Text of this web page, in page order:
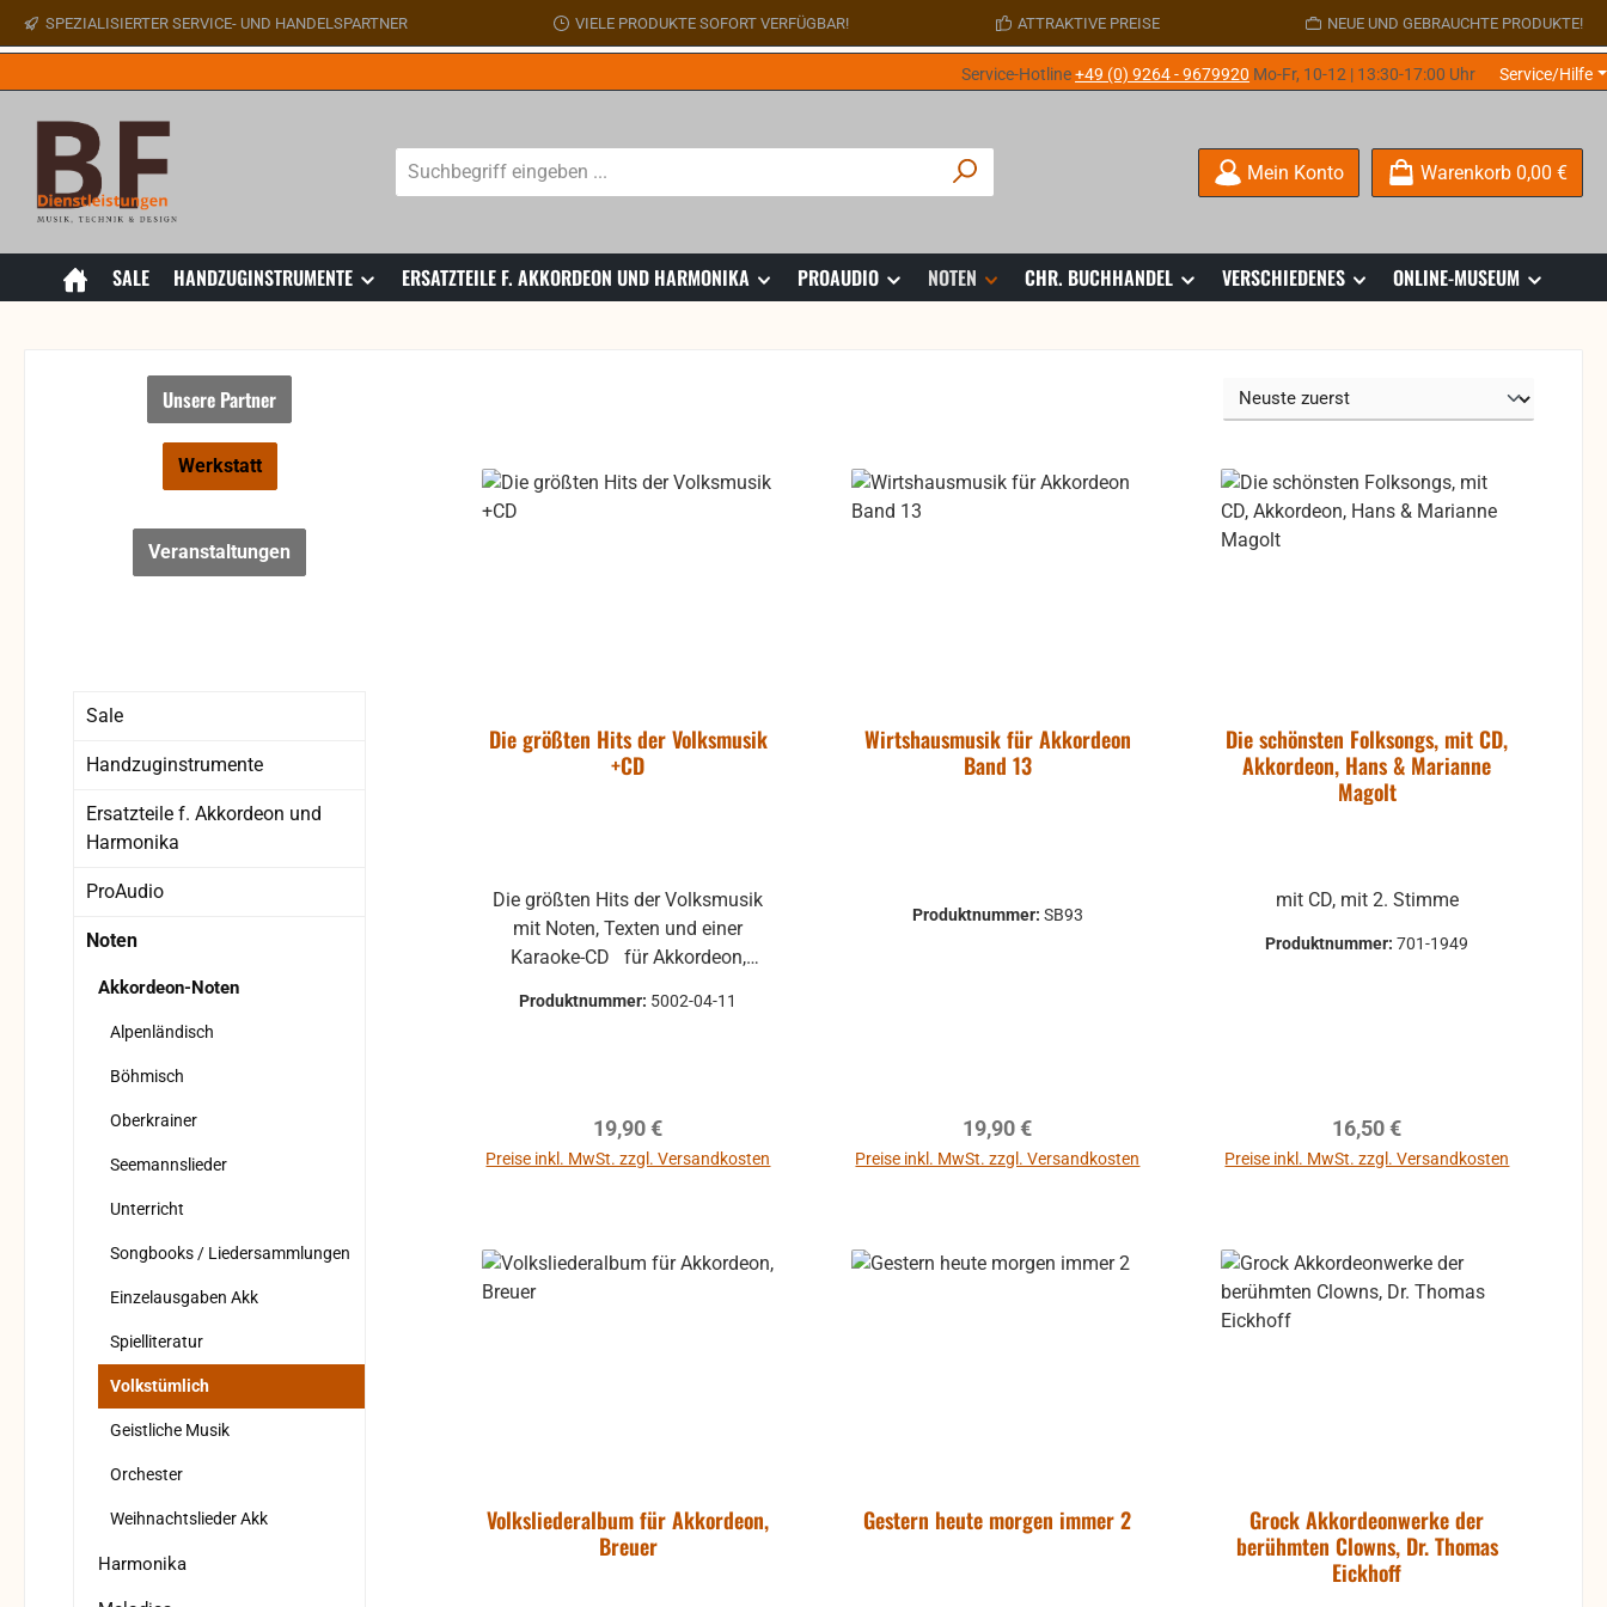
Hauptinhalt springen
Zur Suche springen
Zur Hauptnavigation springen
SPEZIALISIERTER SERVICE- UND HANDELSPARTNER VIELE PRODUKTE SOFORT VERFÜGBAR! ATTRAKTIVE PREISE NEUE UND GEBRAUCHTE PRODUKTE!
Service-Hotline+49 (0) 9264 - 9679920 Mo-Fr, 10-12 | 13:30-17:00 Uhr Service/Hilfe
Mein Konto Warenkorb 0,00 €
SALE HANDZUGINSTRUMENTE ERSATZTEILE F. AKKORDEON UND HARMONIKA PROAUDIO NOTEN CHR. BUCHHANDEL VERSCHIEDENES ONLINE-MUSEUM
Unsere Partner
Werkstatt
Veranstaltungen
Sale
Handzuginstrumente
Ersatzteile f. Akkordeon und
Harmonika
ProAudio
Noten
Akkordeon-Noten
Alpenländisch
Böhmisch
Oberkrainer
Seemannslieder
Unterricht
Songbooks / Liedersammlungen
Einzelausgaben Akk
Spielliteratur
Volkstümlich
Geistliche Musik
Orchester
Weihnachtslieder Akk
Harmonika
Die größten Hits der Volksmusik
+CD
Die größten Hits der Volksmusik
mit Noten, Texten und einer
Karaoke-CD für Akkordeon,
Produktnummer: 5002-04-11
Regulärer Preis:
19,90 €
Preise inkl. MwSt. zzgl. Versandkosten
Wirtshausmusik für Akkordeon
Band 13
Produktnummer: SB93
Regulärer Preis:
19,90 €
Preise inkl. MwSt. zzgl. Versandkosten
Die schönsten Folksongs, mit CD,
Akkordeon, Hans & Marianne
Magolt
mit CD, mit 2. Stimme
Produktnummer:701-1949
Regulärer Preis:
16,50 €
Preise inkl. MwSt. zzgl. Versandkosten
Volksliederalbum für Akkordeon,
Breuer
Gestern heute morgen immer 2
Grock Akkordeonwerke der
berühmten Clowns, Dr. Thomas
Eickhoff